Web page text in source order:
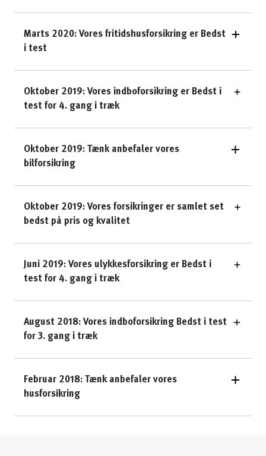
Marts 2020: Vores fritidshusforsikring er Bedst
i test
Oktober 2019: Vores indboforsikring er Bedst i
test for 4. gang i træk
Oktober 2019: Tænk anbefaler vores
bilforsikring
Oktober 2019: Vores forsikringer er samlet set
bedst på pris og kvalitet
Juni 2019: Vores ulykkesforsikring er Bedst i
test for 4. gang i træk
August 2018: Vores indboforsikring Bedst i test
for 3. gang i træk
Februar 2018: Tænk anbefaler vores
husforsikring